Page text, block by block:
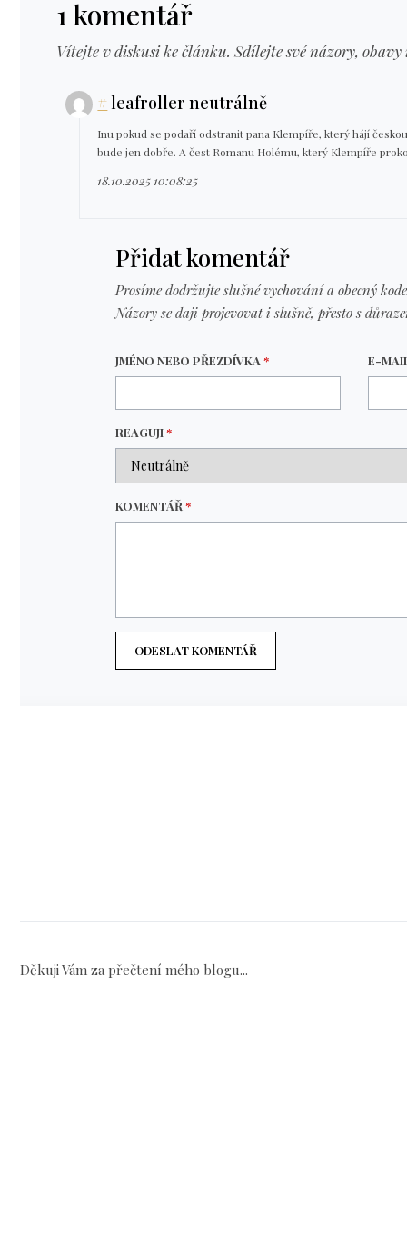
1 komentář
Vítejte v diskusi ke článku. Sdílejte své názory,
#leafroller neutrálně
Inu pokud se podaří odstranit pana Klempíře, který hájí
bude jen dobře. A čest Romanu Holému, který Klempíře
18.10.2025 10:08:25
Přidat komentář
Prosíme dodržujte slušné vychování a obecný
Názory se daji projevovat i slušně, přesto s
JMÉNO NEBO PŘEZDÍVKA* E-
REAGUJI*
KOMENTÁŘ*
ODESLAT KOMENTÁŘ
Děkuji Vám za přečtení mého blogu...